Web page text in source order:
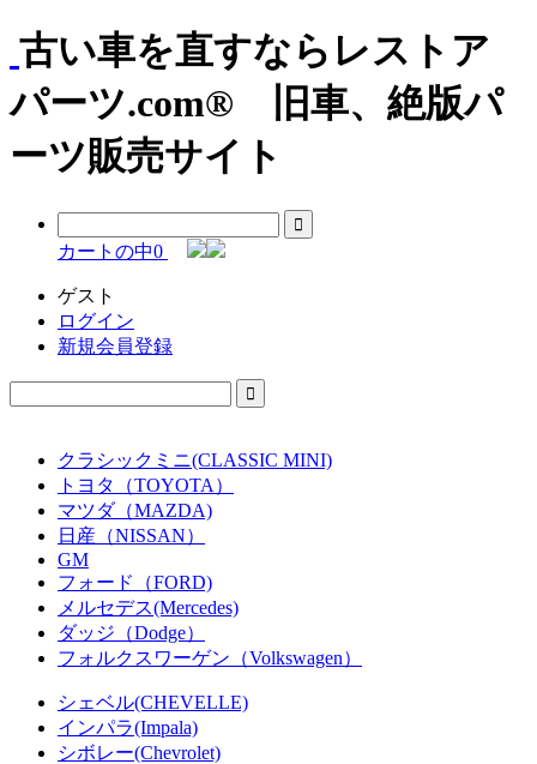
古い車を直すならレストア
パーツ.com® 旧車、絶版パ
ーツ販売サイト
カートの中0
ゲスト
ログイン
新規会員登録
クラシックミニ(CLASSIC MINI)
トヨタ（TOYOTA）
マツダ（MAZDA)
日産（NISSAN）
GM
フォード（FORD)
メルセデス(Mercedes)
ダッジ（Dodge）
フォルクスワーゲン（Volkswagen）
シェベル(CHEVELLE)
インパラ(Impala)
シボレー(Chevrolet)